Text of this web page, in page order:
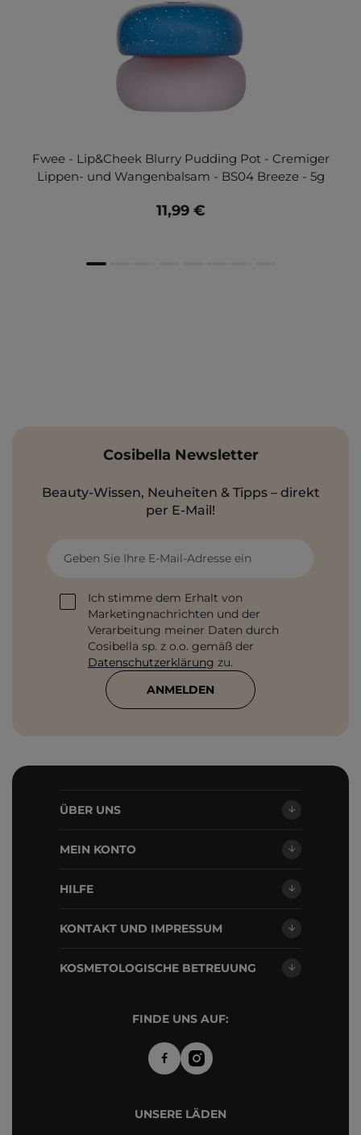
Fwee - Lip&Cheek Blurry Pudding Pot - Cremiger
Lippen- und Wangenbalsam - BS04 Breeze - 5g
11,99 €
Cosibella Newsletter
Beauty-Wissen, Neuheiten & Tipps – direkt
per E-Mail!
Geben Sie Ihre E-Mail-Adresse ein
Ich stimme dem Erhalt von
Marketingnachrichten und der
Verarbeitung meiner Daten durch
Cosibella sp. z o.o. gemäß der
Datenschutzerklärung zu.
ANMELDEN
ÜBER UNS
MEIN KONTO
HILFE
KONTAKT UND IMPRESSUM
KOSMETOLOGISCHE BETREUUNG
FINDE UNS AUF:
UNSERE LÄDEN